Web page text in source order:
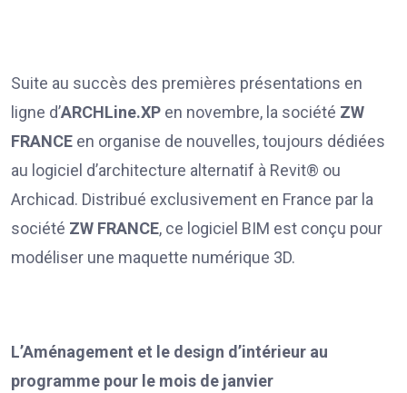
Suite au succès des premières présentations en
ligne d’ARCHLine.XP en novembre, la société ZW
FRANCE en organise de nouvelles, toujours dédiées
au logiciel d’architecture alternatif à Revit® ou
Archicad. Distribué exclusivement en France par la
société ZW FRANCE, ce logiciel BIM est conçu pour
modéliser une maquette numérique 3D.
L’Aménagement et le design d’intérieur au
programme pour le mois de janvier